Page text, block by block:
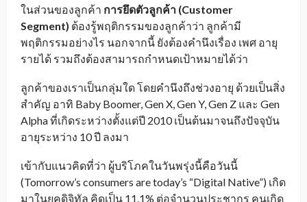
ในส่วนของลูกค้า การยึดตัวลูกค้า (Customer
Segment) ต้องรู้พฤติกรรมของลูกค้าว่า ลูกค้ามี
พฤติกรรมอย่างไร นอกจากนี้ ยังต้องคำนึงเรื่อง เพศ อายุ
รายได้ รวมถึงต้องสามารถกำหนดเป้าหมายได้ว่า
ลูกค้าของเราเป็นกลุ่มใด โดยคำนึงถึงช่วงอายุ ด้วยเป็นสิ่ง
สำคัญ อาทิ Baby Boomer, Gen X, Gen Y, Gen Z และ Gen
Alpha ที่เกิดระหว่างตั้งแต่ปี 2010 เป็นต้นมาจนถึงปัจจุบัน
อายุระหว่าง 10 ปี ลงมา
เข้ากับแนวคิดที่ว่า ผู้บริโภคในวันพรุ่งนี้คือวันนี้
(Tomorrow’s consumers are today’s “Digital Native”) เกิด
มาในยุคดิจิทัล คิดเป็น 11.1% ต่อจำนวนประชากร คนเกิด